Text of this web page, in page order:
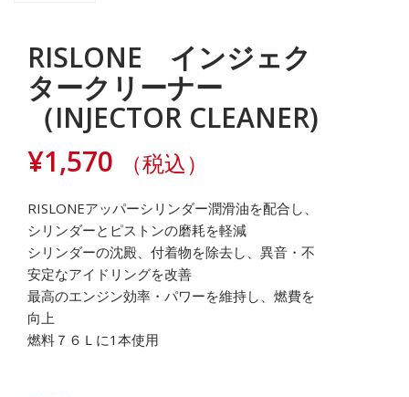
RISLONE インジェク
タークリーナー
（INJECTOR CLEANER)
¥1,570 （税込）
RISLONEアッパーシリンダー潤滑油を配合し、
シリンダーとピストンの磨耗を軽減
シリンダーの沈殿、付着物を除去し、異音・不
安定なアイドリングを改善
最高のエンジン効率・パワーを維持し、燃費を
向上
燃料７６Ｌに1本使用